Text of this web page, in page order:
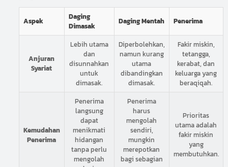
Aspek
Daging
Dimasak
Daging Mentah Penerima
Anjuran
Syariat
Lebih utama
dan
disunnahkan
untuk
dimasak.
Diperbolehkan,
namun kurang
utama
dibandingkan
dimasak.
Fakir miskin,
tetangga,
kerabat, dan
keluarga yang
beraqiqah.
Kemudahan
Penerima
Penerima
langsung
dapat
menikmati
hidangan
tanpa perlu
mengolah
Penerima
harus
mengolah
sendiri,
mungkin
merepotkan
bagi sebagian
Prioritas
utama adalah
fakir miskin
yang
membutuhkan.